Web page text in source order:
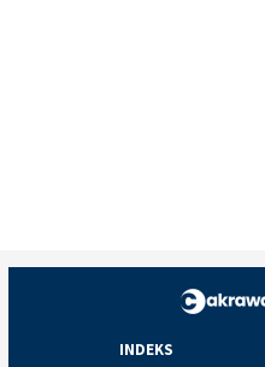
INDEKS